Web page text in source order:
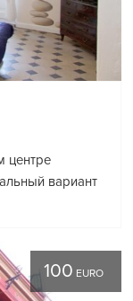
центре
вариант
100 EURO